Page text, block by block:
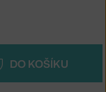
DO KOŠÍKU